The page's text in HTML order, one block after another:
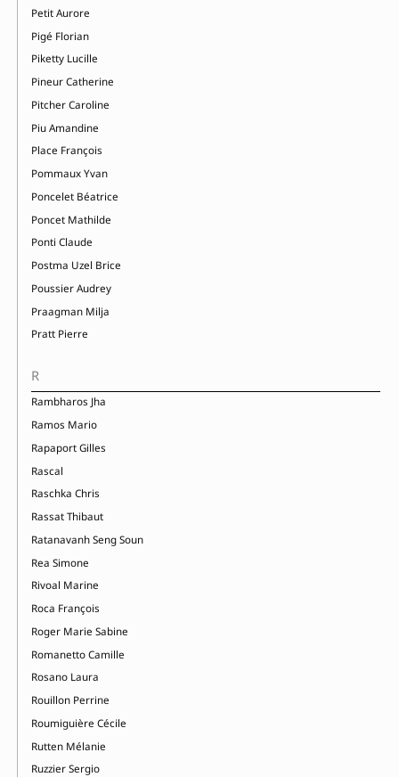
Petit Aurore
Pigé Florian
Piketty Lucille
Pineur Catherine
Pitcher Caroline
Piu Amandine
Place François
Pommaux Yvan
Poncelet Béatrice
Poncet Mathilde
Ponti Claude
Postma Uzel Brice
Poussier Audrey
Praagman Milja
Pratt Pierre
R
Rambharos Jha
Ramos Mario
Rapaport Gilles
Rascal
Raschka Chris
Rassat Thibaut
Ratanavanh Seng Soun
Rea Simone
Rivoal Marine
Roca François
Roger Marie Sabine
Romanetto Camille
Rosano Laura
Rouillon Perrine
Roumiguière Cécile
Rutten Mélanie
Ruzzier Sergio